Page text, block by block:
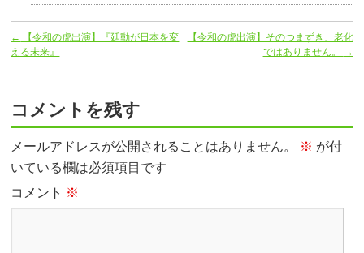
←
【令和の虎出演】『延動が日本を変
える未来』
【令和の虎出演】そのつまずき、老化
ではありません。
→
コメントを残す
メールアドレスが公開されることはありません。 ※ が付
いている欄は必須項目です
コメント ※